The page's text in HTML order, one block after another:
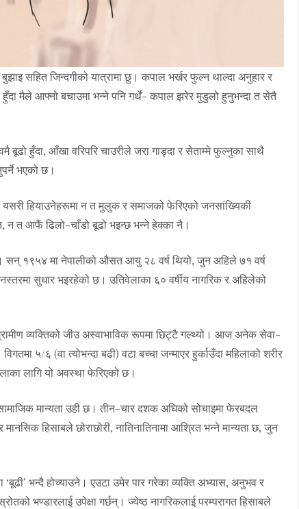
सहित जिन्दगीको यात्रामा छु। कपाल भर्खर फुल्न थाल्दा अनुहार र
मैले आफ्नो बचाउमा भन्ने पनि गर्थें- कपाल झरेर मुडुलो हुनुभन्दा त सेतै
बूढो हुँदा, आँखा वरिपरि चाउरीले जरा गाड्दा र सेताम्मे फुल्नुका साथै
भएको छ।
हियाउनेहरूमा न त मुलुक र समाजको फेरिएको जनसांख्यिकी
न त आफैं ढिलो-चाँडो बूढो भइन्छ भन्ने हेक्का नै।
सन् १९५४ मा नेपालीको औसत आयु २८ वर्ष थियो, जुन अहिले ७१ वर्ष
सुधार भइरहेको छ। उतिवेलाका ६० वर्षीय नागरिक र अहिलेको
ग्रामीण व्यक्तिको जीउ अस्वाभाविक रूपमा छिट्टै गल्थ्यो। आज अनेक सेवा-
५/६ (वा त्योभन्दा बढी) वटा बच्चा जन्माएर हुर्काउँदा महिलाको शरीर
लागि यो अवस्था फेरिएको छ।
मान्यता उही छ। तीन-चार दशक अघिको सोचाइमा फेरबदल
हिसाबले छोराछोरी, नातिनातिनामा आश्रित भन्ने मान्यता छ, जुन
भन्दै होच्याउने। एउटा उमेर पार गरेका व्यक्ति अभ्यास, अनुभव र
भण्डारलाई उपेक्षा गर्छन्। ज्येष्ठ नागरिकलाई परम्परागत हिसाबले